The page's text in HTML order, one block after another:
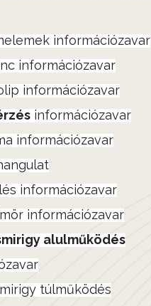
információzavar
információzavar
információzavar
információzavar
információzavar
információzavar
információzavar
alulműködés
túlműködés